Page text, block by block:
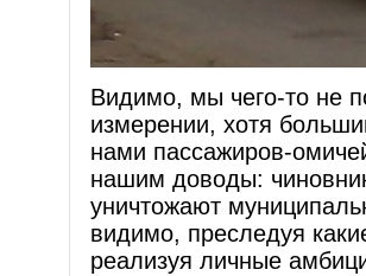
Видимо, мы чего-то не
измерении, хотя
нами пассажиров-
нашим доводы:
уничтожают
видимо, преследуя
реализуя личные